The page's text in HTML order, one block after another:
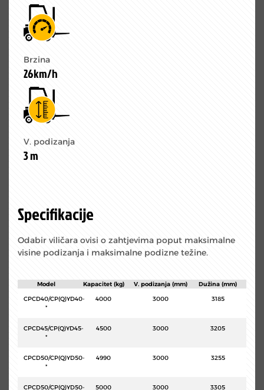
Brzina
26km/h
V. podizanja
3 m
Specifikacije
Odabir viličara ovisi o zahtjevima poput maksimalne
visine podizanja i maksimalne podizne težine.
Model Kapacitet (kg) V. podizanja (mm)
Dužina (mm)
CPCD40/CP(Q)YD40-
*
4000 3000 3185
CPCD45/CP(Q)YD45-
*
4500 3000 3205
CPCD50/CP(Q)YD50-
*
4990 3000 3255
CPCD50/CP(Q)YD50-
5000 3000 3305